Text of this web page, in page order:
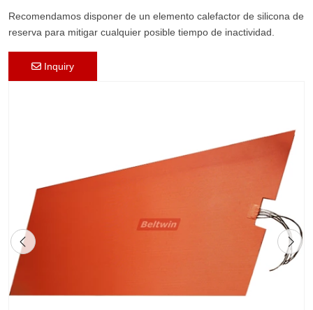
Recomendamos disponer de un elemento calefactor de silicona de
reserva para mitigar cualquier posible tiempo de inactividad.
Inquiry